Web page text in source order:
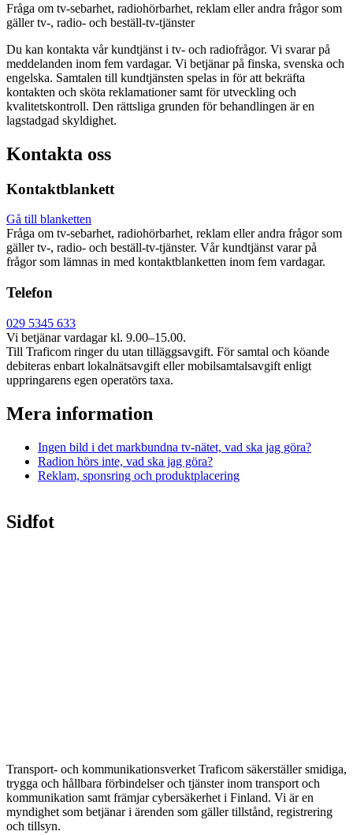
Fråga om tv-sebarhet, radiohörbarhet, reklam eller andra frågor som
gäller tv-, radio- och beställ-tv-tjänster
Du kan kontakta vår kundtjänst i tv- och radiofrågor. Vi svarar på
meddelanden inom fem vardagar. Vi betjänar på finska, svenska och
engelska. Samtalen till kundtjänsten spelas in för att bekräfta
kontakten och sköta reklamationer samt för utveckling och
kvalitetskontroll. Den rättsliga grunden för behandlingen är en
lagstadgad skyldighet.
Kontakta oss
Kontaktblankett
Gå till blanketten
Fråga om tv-sebarhet, radiohörbarhet, reklam eller andra frågor som
gäller tv-, radio- och beställ-tv-tjänster. Vår kundtjänst varar på
frågor som lämnas in med kontaktblanketten inom fem vardagar.
Telefon
029 5345 633
Vi betjänar vardagar kl. 9.00–15.00.
Till Traficom ringer du utan tilläggsavgift. För samtal och köande
debiteras enbart lokalnätsavgift eller mobilsamtalsavgift enligt
uppringarens egen operatörs taxa.
Mera information
Ingen bild i det markbundna tv-nätet, vad ska jag göra?
Radion hörs inte, vad ska jag göra?
Reklam, sponsring och produktplacering
Sidfot
Transport- och kommunikationsverket Traficom säkerställer smidiga,
trygga och hållbara förbindelser och tjänster inom transport och
kommunikation samt främjar cybersäkerhet i Finland. Vi är en
myndighet som betjänar i ärenden som gäller tillstånd, registrering
och tillsyn.